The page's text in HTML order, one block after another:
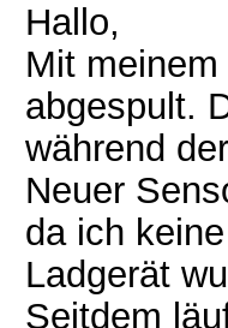
Hallo,
Mit
abgespult.
während
Neuer
da ich
Ladgerät
Seitdem